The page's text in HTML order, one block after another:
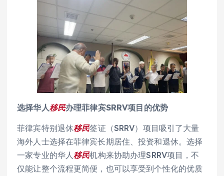
选择华人移民办理菲律宾SRRV项目的优势
菲律宾特别退休移民签证（SRRV）项目吸引了大量
海外人士选择在菲律宾长期居住、投资和退休。选择
一家专业的华人移民机构来协助办理SRRV项目，不
仅能让整个流程更简便，也可以享受到个性化的优质